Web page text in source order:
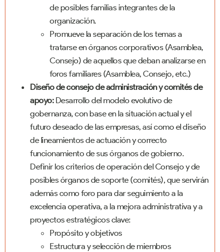
de posibles familias integrantes de la
organización.
Promueve la separación de los temas a
tratarse en órganos corporativos (Asamblea,
Consejo) de aquellos que deban analizarse en
foros familiares (Asamblea, Consejo, etc.)
Diseño de consejo de administración y comités de
apoyo: Desarrollo del modelo evolutivo de
gobernanza, con base en la situación actual y el
futuro deseado de las empresas, así como el diseño
de lineamientos de actuación y correcto
funcionamiento de sus órganos de gobierno.
Definir los criterios de operación del Consejo y de
posibles órganos de soporte (comités), que servirán
además como foro para dar seguimiento a la
excelencia operativa, a la mejora administrativa y a
proyectos estratégicos clave:
Propósito y objetivos
Estructura y selección de miembros